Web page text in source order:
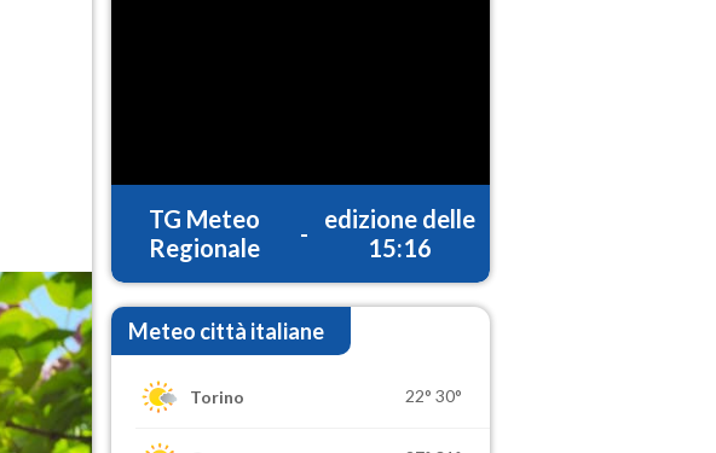
TG Meteo
Regionale
-
edizione delle
15:16
Meteo città italiane
Torino 22° 30°